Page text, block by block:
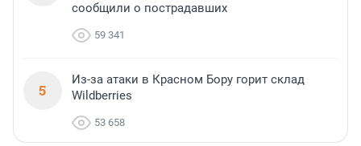
сообщили о пострадавших
59 341
5
Из-за атаки в Красном Бору горит склад
Wildberries
53 658